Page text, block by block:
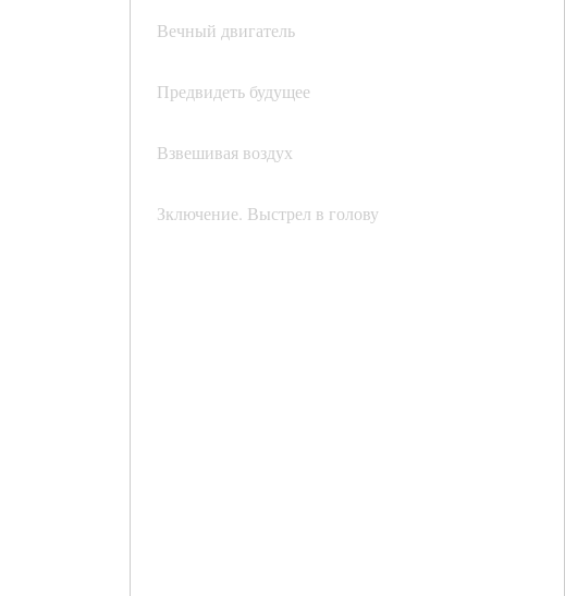
Вечный двигатель
Предвидеть будущее
Взвешивая воздух
Зключение. Выстрел в голову